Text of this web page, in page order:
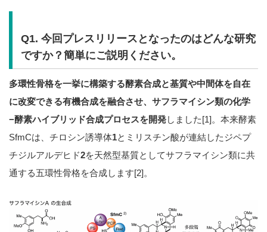
Q1. 今回プレスリリースとなったのはどんな研究
ですか？簡単にご説明ください。
多環性骨格を一挙に構築する酵素合成と基質や中間体を自在
に改変できる有機合成を融合させ、サフラマイシン類の化学
−酵素ハイブリッド合成プロセスを開発しました[1]。本来酵素
SfmCは、チロシン誘導体1とミリスチン酸が連結したジペプ
チジルアルデヒド2を天然型基質としてサフラマイシン類に共
通する五環性骨格を合成します[2]。